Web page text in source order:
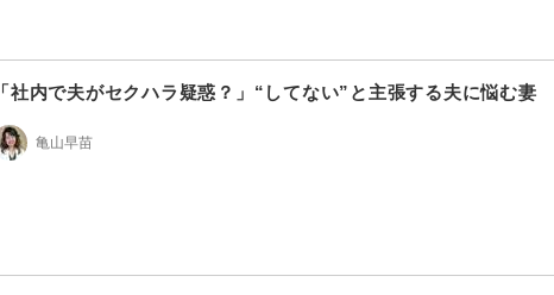
「社内で夫がセクハラ疑惑？」“してない”と主張する夫に悩む妻
亀山早苗